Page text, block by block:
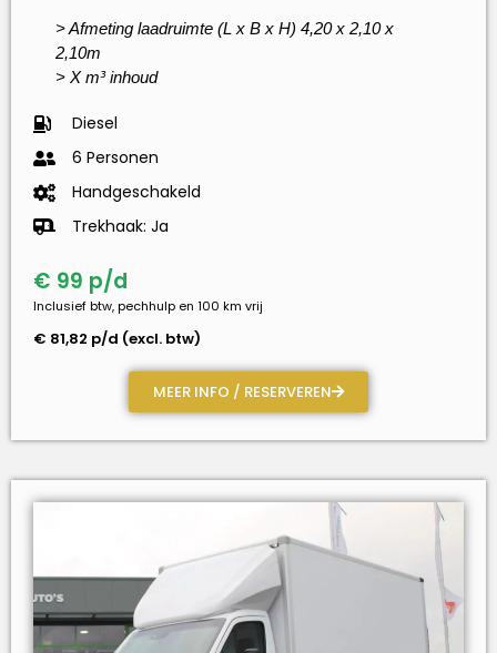
> Afmeting laadruimte (L x B x H) 4,20 x 2,10 x
2,10m
> X m³ inhoud
Diesel
6 Personen
Handgeschakeld
Trekhaak: Ja
€ 99 p/d
Inclusief btw, pechhulp en 100 km vrij
€ 81,82 p/d (excl. btw)
MEER INFO / RESERVEREN